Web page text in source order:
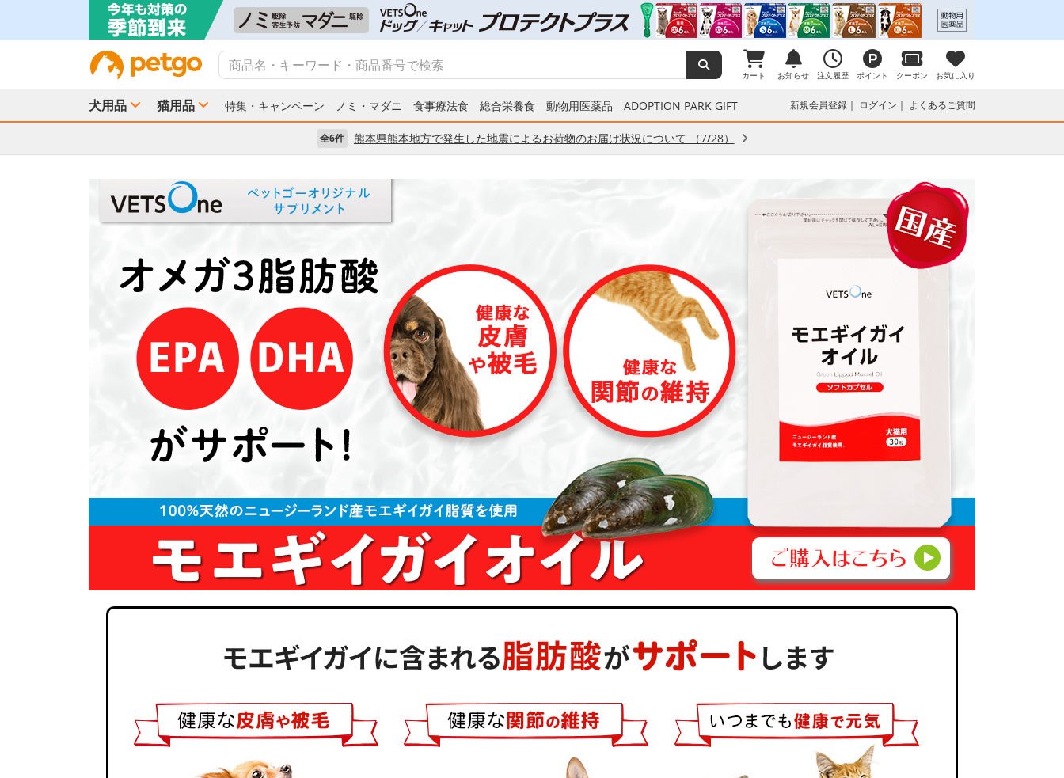
カート お知らせ 注文履歴 ポイント クーポン お気に入り
犬用品 猫用品 特集・キャンペーン ノミ・マダニ 食事療法食 総合栄養食 動物用医薬品 ADOPTION PARK GIFT 新規会員登録 ログイン よくあるご質問
全6件 熊本県熊本地方で発生した地震によるお荷物のお届け状況について （7/28）